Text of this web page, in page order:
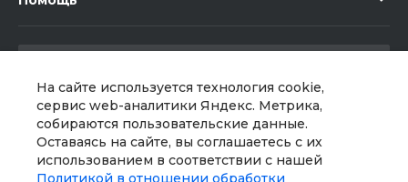
На сайте используется технология cookie,
сервис web-аналитики Яндекс. Метрика,
собираются пользовательские данные.
Оставаясь на сайте, вы соглашаетесь с их
использованием в соответствии с нашей
Политикой в отношении обработки
Мы в соц. сетях